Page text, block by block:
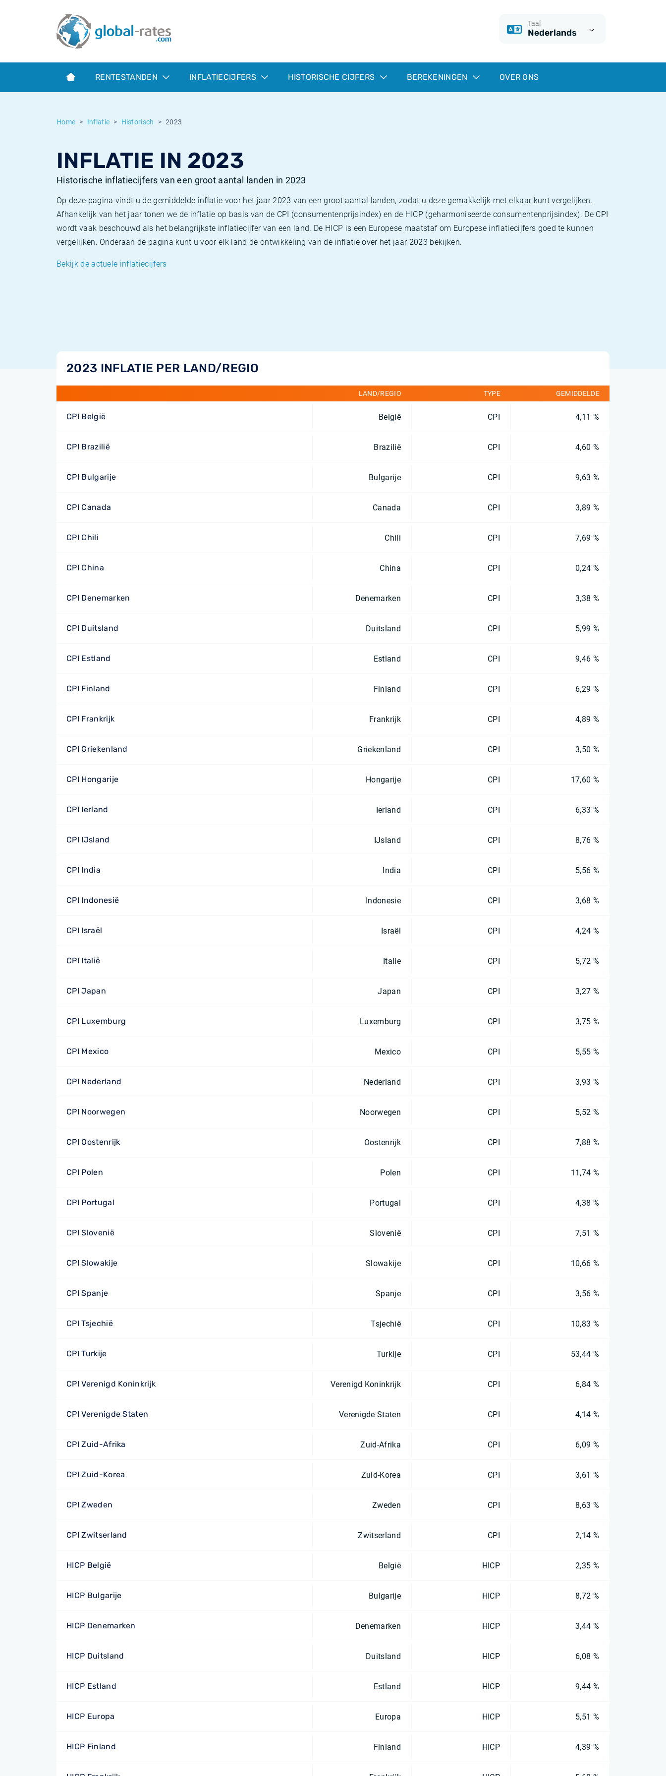
Taal
Nederlands
RENTESTANDEN INFLATIECIJFERS HISTORISCHE CIJFERS BEREKENINGEN OVER ONS
Home Inflatie Historisch 2023
INFLATIE IN 2023
Historische inflatiecijfers van een groot aantal landen in 2023
Op deze pagina vindt u de gemiddelde inflatie voor het jaar 2023 van een groot aantal landen, zodat u deze gemakkelijk met elkaar kunt vergelijken.
Afhankelijk van het jaar tonen we de inflatie op basis van de CPI (consumentenprijsindex) en de HICP (geharmoniseerde consumentenprijsindex). De CPI
wordt vaak beschouwd als het belangrijkste inflatiecijfer van een land. De HICP is een Europese maatstaf om Europese inflatiecijfers goed te kunnen
vergelijken. Onderaan de pagina kunt u voor elk land de ontwikkeling van de inflatie over het jaar 2023 bekijken.
Bekijk de actuele inflatiecijfers
2023 INFLATIE PER LAND/REGIO
LAND/REGIO TYPE GEMIDDELDE
CPI België België CPI 4,11 %
CPI Brazilië Brazilië CPI 4,60 %
CPI Bulgarije Bulgarije CPI 9,63 %
CPI Canada Canada CPI 3,89 %
CPI Chili Chili CPI 7,69 %
CPI China China CPI 0,24 %
CPI Denemarken Denemarken CPI 3,38 %
CPI Duitsland Duitsland CPI 5,99 %
CPI Estland Estland CPI 9,46 %
CPI Finland Finland CPI 6,29 %
CPI Frankrijk Frankrijk CPI 4,89 %
CPI Griekenland Griekenland CPI 3,50 %
CPI Hongarije Hongarije CPI 17,60 %
CPI Ierland Ierland CPI 6,33 %
CPI IJsland IJsland CPI 8,76 %
CPI India India CPI 5,56 %
CPI Indonesië Indonesie CPI 3,68 %
CPI Israël Israël CPI 4,24 %
CPI Italië Italie CPI 5,72 %
CPI Japan Japan CPI 3,27 %
CPI Luxemburg Luxemburg CPI 3,75 %
CPI Mexico Mexico CPI 5,55 %
CPI Nederland Nederland CPI 3,93 %
CPI Noorwegen Noorwegen CPI 5,52 %
CPI Oostenrijk Oostenrijk CPI 7,88 %
CPI Polen Polen CPI 11,74 %
CPI Portugal Portugal CPI 4,38 %
CPI Slovenië Slovenië CPI 7,51 %
CPI Slowakije Slowakije CPI 10,66 %
CPI Spanje Spanje CPI 3,56 %
CPI Tsjechië Tsjechië CPI 10,83 %
CPI Turkije Turkije CPI 53,44 %
CPI Verenigd Koninkrijk Verenigd Koninkrijk CPI 6,84 %
CPI Verenigde Staten Verenigde Staten CPI 4,14 %
CPI Zuid-Afrika Zuid-Afrika CPI 6,09 %
CPI Zuid-Korea Zuid-Korea CPI 3,61 %
CPI Zweden Zweden CPI 8,63 %
CPI Zwitserland Zwitserland CPI 2,14 %
HICP België België HICP 2,35 %
HICP Bulgarije Bulgarije HICP 8,72 %
HICP Denemarken Denemarken HICP 3,44 %
HICP Duitsland Duitsland HICP 6,08 %
HICP Estland Estland HICP 9,44 %
HICP Europa Europa HICP 5,51 %
HICP Finland Finland HICP 4,39 %
Term SOFR
Wat is CPI inflatie?
Wat is HICP inflatie?
Europese inflatie - HICP
Euribor historie
ESTER historie
Historische inflatie
Inflatiecalculator